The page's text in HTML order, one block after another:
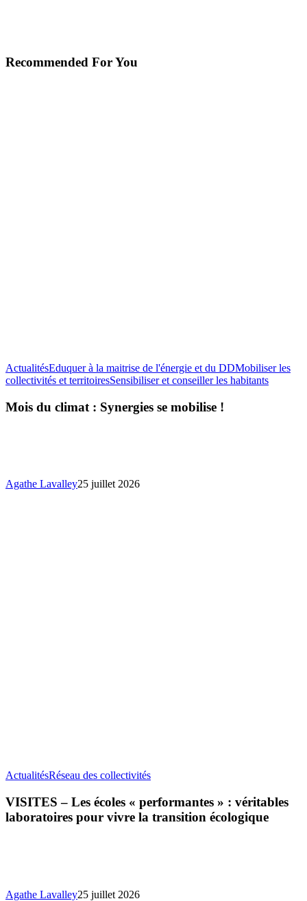
Recommended For You
ActualitésEduquer à la maitrise de l'énergie et du DDMobiliser les
collectivités et territoiresSensibiliser et conseiller les habitantsMois
Mois du climat : Synergies se mobilise !
Agathe Lavalley25 juillet 2026
ActualitésRéseau des collectivitésVISITES
Les
écoles
«
VISITES – Les écoles « performantes » : véritables
laboratoires pour vivre la transition écologique
Agathe Lavalley25 juillet 2026